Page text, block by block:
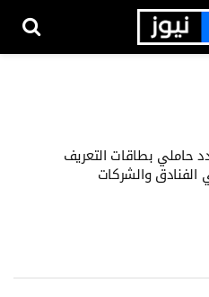
حاملي بطاقات التعريف
والشركات